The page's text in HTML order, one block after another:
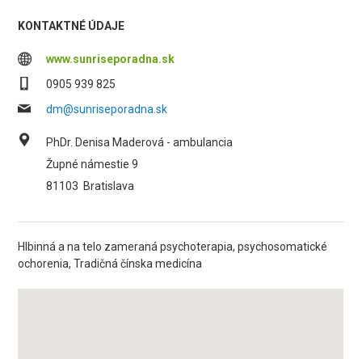
KONTAKTNÉ ÚDAJE
www.sunriseporadna.sk
0905 939 825
dm@sunriseporadna.sk
PhDr. Denisa Maderová - ambulancia
Župné námestie 9
81103 Bratislava
Hlbinná a na telo zameraná psychoterapia, psychosomatické
ochorenia, Tradičná čínska medicína